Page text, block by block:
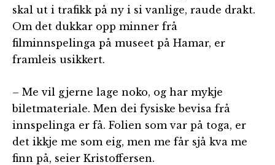
skal ut i trafikk på ny i si vanlige, raude drakt.
Om det dukkar opp minner frå
filminnspelinga på museet på Hamar, er
framleis usikkert.
– Me vil gjerne lage noko, og har mykje
biletmateriale. Men dei fysiske bevisa frå
innspelinga er få. Folien som var på toga, er
det ikkje me som eig, men me får sjå kva me
finn på, seier Kristoffersen.